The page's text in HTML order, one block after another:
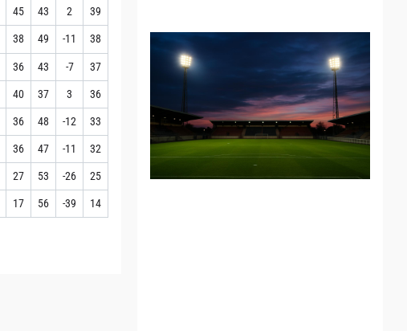
45 43 2 39
38 49 -11 38
36 43 -7 37
40 37 3 36
36 48 -12 33
36 47 -11 32
27 53 -26 25
17 56 -39 14